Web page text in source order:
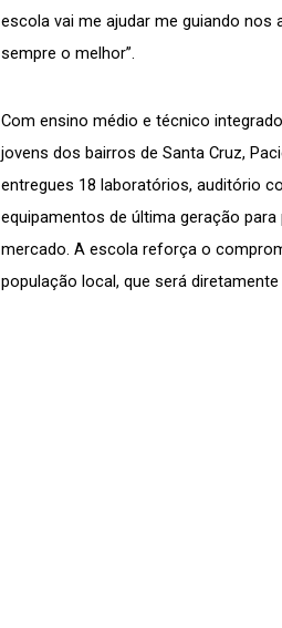
escola vai me ajudar me guiando
sempre o melhor”.
Com ensino médio e técnico
jovens dos bairros de Santa Cruz,
entregues 18 laboratórios, auditório
equipamentos de última geração
mercado. A escola reforça o
população local, que será